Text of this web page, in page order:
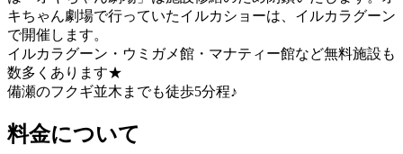
キちゃん劇場で行っていたイルカショーは、イルカラグーン
で開催します。
イルカラグーン・ウミガメ館・マナティー館など無料施設も
数多くあります★
備瀬のフクギ並木までも徒歩5分程♪
料金について